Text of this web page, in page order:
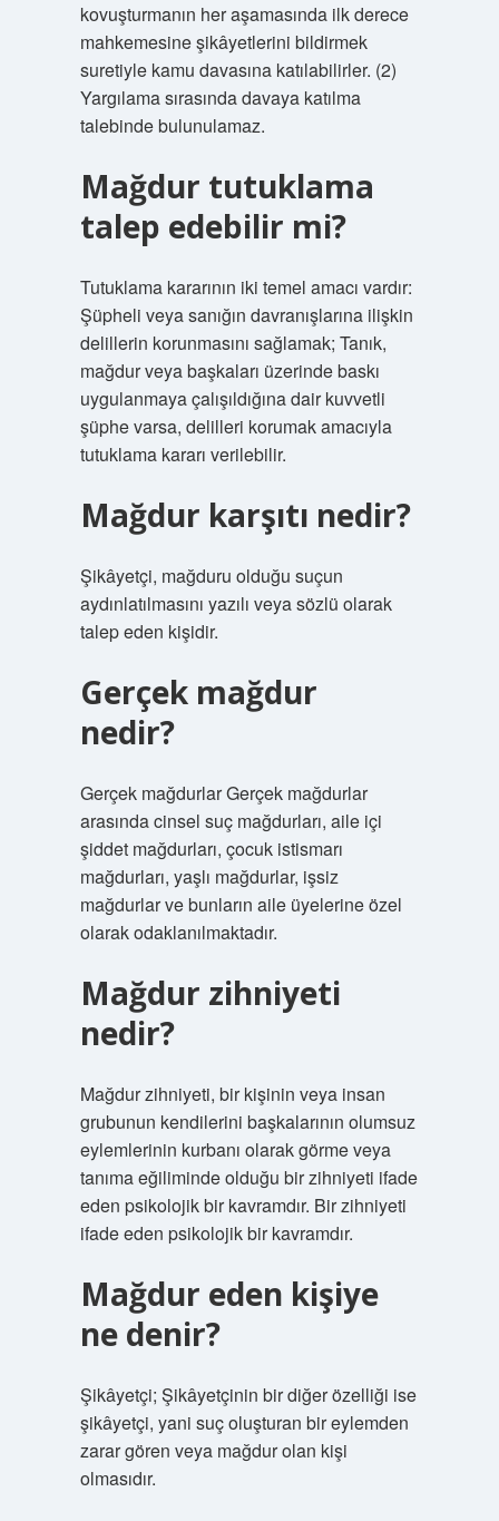
kovuşturmanın her aşamasında ilk derece
mahkemesine şikâyetlerini bildirmek
suretiyle kamu davasına katılabilirler. (2)
Yargılama sırasında davaya katılma
talebinde bulunulamaz.
Mağdur tutuklama
talep edebilir mi?
Tutuklama kararının iki temel amacı vardır:
Şüpheli veya sanığın davranışlarına ilişkin
delillerin korunmasını sağlamak; Tanık,
mağdur veya başkaları üzerinde baskı
uygulanmaya çalışıldığına dair kuvvetli
şüphe varsa, delilleri korumak amacıyla
tutuklama kararı verilebilir.
Mağdur karşıtı nedir?
Şikâyetçi, mağduru olduğu suçun
aydınlatılmasını yazılı veya sözlü olarak
talep eden kişidir.
Gerçek mağdur
nedir?
Gerçek mağdurlar Gerçek mağdurlar
arasında cinsel suç mağdurları, aile içi
şiddet mağdurları, çocuk istismarı
mağdurları, yaşlı mağdurlar, işsiz
mağdurlar ve bunların aile üyelerine özel
olarak odaklanılmaktadır.
Mağdur zihniyeti
nedir?
Mağdur zihniyeti, bir kişinin veya insan
grubunun kendilerini başkalarının olumsuz
eylemlerinin kurbanı olarak görme veya
tanıma eğiliminde olduğu bir zihniyeti ifade
eden psikolojik bir kavramdır. Bir zihniyeti
ifade eden psikolojik bir kavramdır.
Mağdur eden kişiye
ne denir?
Şikâyetçi; Şikâyetçinin bir diğer özelliği ise
şikâyetçi, yani suç oluşturan bir eylemden
zarar gören veya mağdur olan kişi
olmasıdır.